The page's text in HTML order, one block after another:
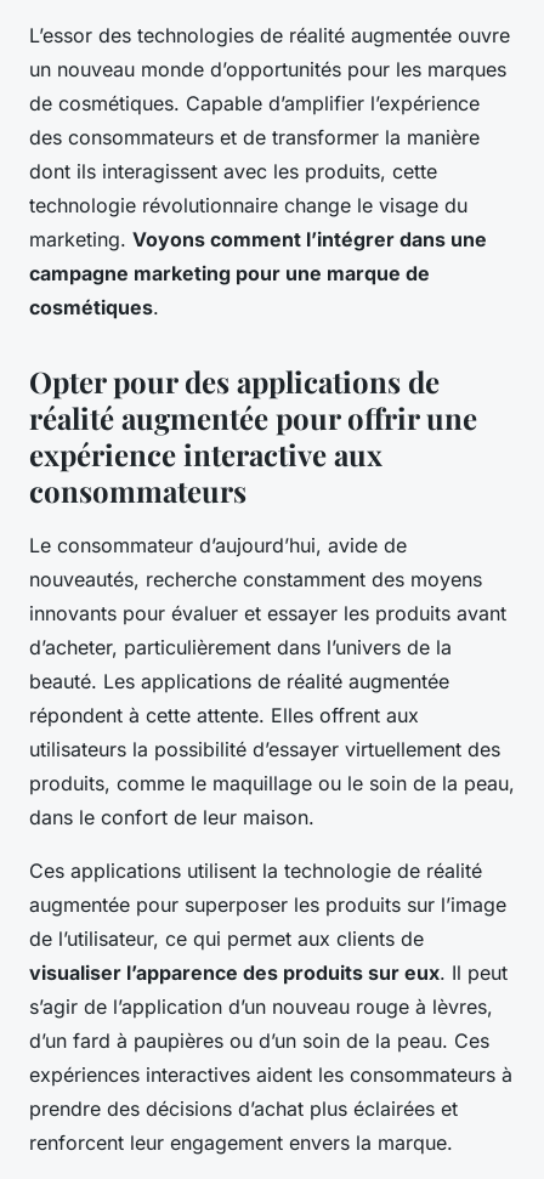
L’essor des technologies de réalité augmentée ouvre
un nouveau monde d’opportunités pour les marques
de cosmétiques. Capable d’amplifier l’expérience
des consommateurs et de transformer la manière
dont ils interagissent avec les produits, cette
technologie révolutionnaire change le visage du
marketing. Voyons comment l’intégrer dans une
campagne marketing pour une marque de
cosmétiques.
Opter pour des applications de
réalité augmentée pour offrir une
expérience interactive aux
consommateurs
Le consommateur d’aujourd’hui, avide de
nouveautés, recherche constamment des moyens
innovants pour évaluer et essayer les produits avant
d’acheter, particulièrement dans l’univers de la
beauté. Les applications de réalité augmentée
répondent à cette attente. Elles offrent aux
utilisateurs la possibilité d’essayer virtuellement des
produits, comme le maquillage ou le soin de la peau,
dans le confort de leur maison.
Ces applications utilisent la technologie de réalité
augmentée pour superposer les produits sur l’image
de l’utilisateur, ce qui permet aux clients de
visualiser l’apparence des produits sur eux. Il peut
s’agir de l’application d’un nouveau rouge à lèvres,
d’un fard à paupières ou d’un soin de la peau. Ces
expériences interactives aident les consommateurs à
prendre des décisions d’achat plus éclairées et
renforcent leur engagement envers la marque.